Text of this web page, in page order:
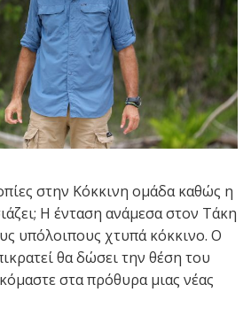
στην Κόκκινη ομάδα καθώς η
Η ένταση ανάμεσα στον Τάκη
υπόλοιπους χτυπά κόκκινο. Ο
θα δώσει την θέση του
στα πρόθυρα μιας νέας